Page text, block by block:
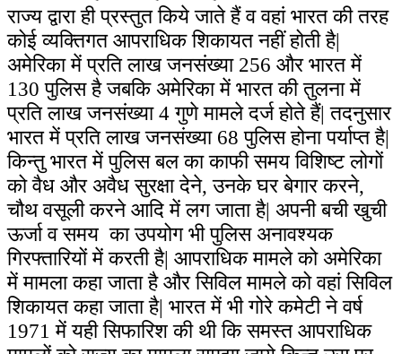
राज्य द्वारा ही प्रस्तुत किये जाते हैं व वहां भारत की तरह
कोई व्यक्तिगत आपराधिक शिकायत नहीं होती है|
अमेरिका में प्रति लाख जनसंख्या 256 और भारत में
130 पुलिस है जबकि अमेरिका में भारत की तुलना में
प्रति लाख जनसंख्या 4 गुणे मामले दर्ज होते हैं| तदनुसार
भारत में प्रति लाख जनसंख्या 68 पुलिस होना पर्याप्त है|
किन्तु भारत में पुलिस बल का काफी समय विशिष्ट लोगों
को वैध और अवैध सुरक्षा देने, उनके घर बेगार करने,
चौथ वसूली करने आदि में लग जाता है| अपनी बची खुची
ऊर्जा व समय का उपयोग भी पुलिस अनावश्यक
गिरफ्तारियों में करती है| आपराधिक मामले को अमेरिका
में मामला कहा जाता है और सिविल मामले को वहां सिविल
शिकायत कहा जाता है| भारत में भी गोरे कमेटी ने वर्ष
1971 में यही सिफारिश की थी कि समस्त आपराधिक